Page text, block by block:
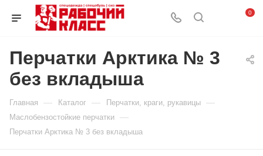
0
Перчатки Арктика № 3
без вкладыша
Главная — Каталог — Перчатки, краги, рукавицы —
Маслобензостойкие перчатки —
Перчатки Арктика № 3 без вкладыша